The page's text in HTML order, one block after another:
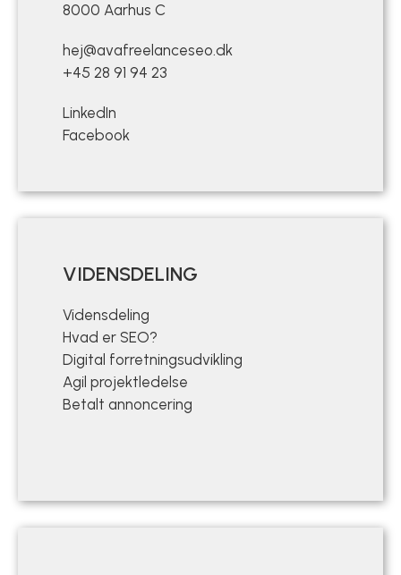
8000 Aarhus C
hej@avafreelanceseo.dk
+45 28 91 94 23
LinkedIn
Facebook
VIDENSDELING
Vidensdeling
Hvad er SEO?
Digital forretningsudvikling
Agil projektledelse
Betalt annoncering